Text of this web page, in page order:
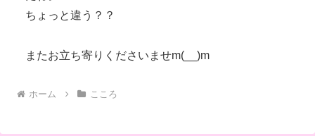
ちょっと違う？？
またお立ち寄りくださいませm(__)m
ホーム こころ